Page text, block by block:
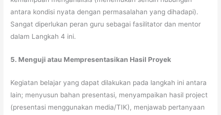
antara kondisi nyata dengan permasalahan yang dihadapi).
Sangat diperlukan peran guru sebagai fasilitator dan mentor
dalam Langkah 4 ini.
5. Menguji atau Mempresentasikan Hasil Proyek
Kegiatan belajar yang dapat dilakukan pada langkah ini antara
lain; menyusun bahan presentasi, menyampaikan hasil project
(presentasi menggunakan media/TIK), menjawab pertanyaan